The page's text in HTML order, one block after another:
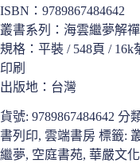
ISBN：9789867484642
叢書系列：海雲繼夢解禪
規格：平裝 / 548頁 / 16k
印刷
出版地：台灣
貨號: 9789867484642 分
書列印, 雲端書房 標籤:
繼夢, 空庭書苑, 華嚴文化